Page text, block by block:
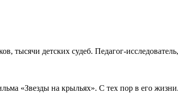
тысячи детских судеб. Педагог-
«Звезды на крыльях». С тех пор в его